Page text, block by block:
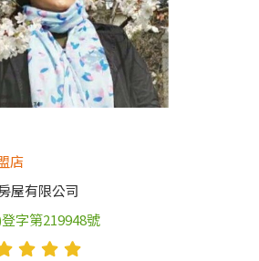
店
屋有限公司
字第219948號